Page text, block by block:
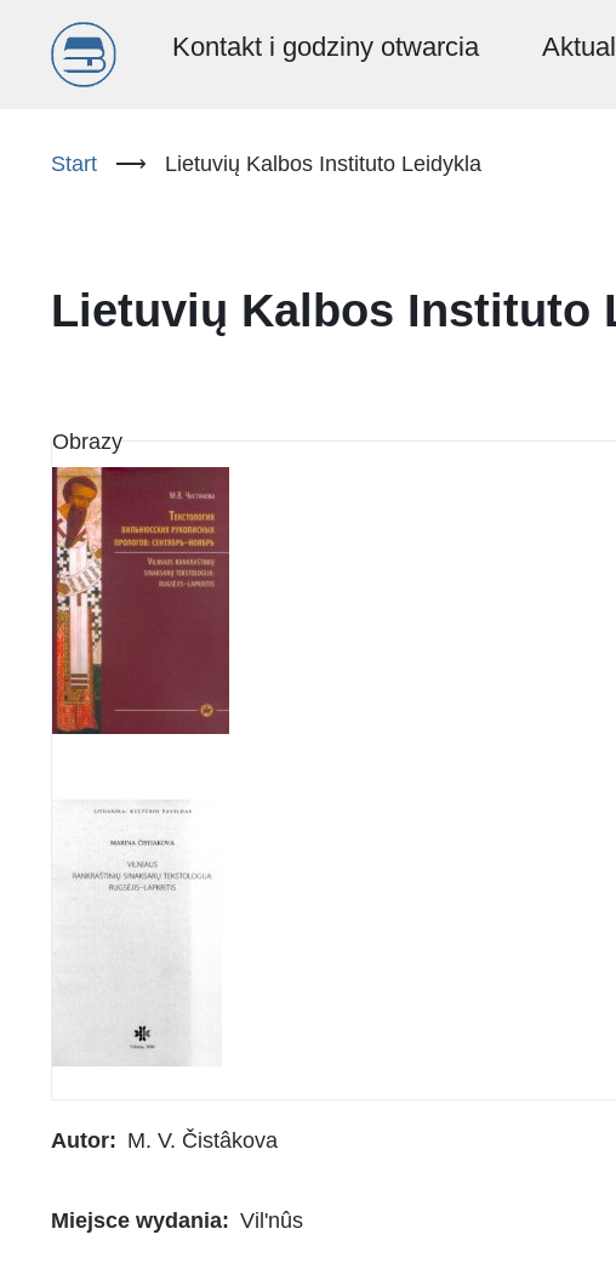
Menu
(PL)
Kontakt i godziny otwarcia
Start ⟶ Lietuvių Kalbos Instituto Leidykla
Lietuvių Kalbos Instituto
Obrazy
Autor M. V. Čistâkova
Miejsce wydania Vil'nûs